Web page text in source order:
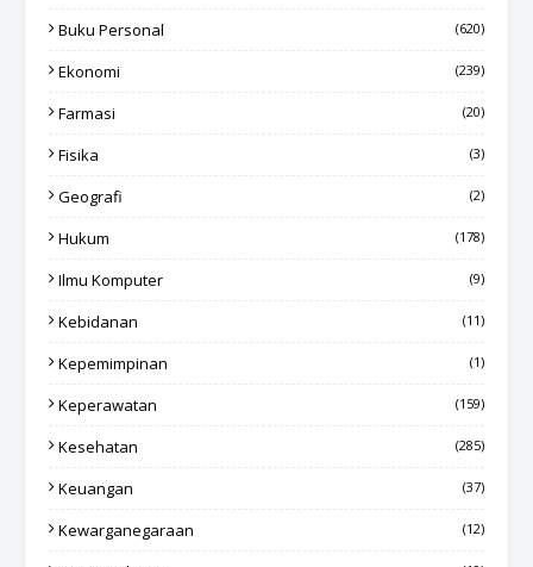
Buku Personal (620)
Ekonomi (239)
Farmasi (20)
Fisika (3)
Geografi (2)
Hukum (178)
Ilmu Komputer (9)
Kebidanan (11)
Kepemimpinan (1)
Keperawatan (159)
Kesehatan (285)
Keuangan (37)
Kewarganegaraan (12)